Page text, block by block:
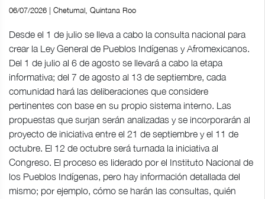
06/07/2026 | Chetumal, Quintana Roo
Desde el 1 de julio se lleva a cabo la consulta nacional para
crear la Ley General de Pueblos Indígenas y Afromexicanos.
Del 1 de julio al 6 de agosto se llevará a cabo la etapa
informativa; del 7 de agosto al 13 de septiembre, cada
comunidad hará las deliberaciones que considere
pertinentes con base en su propio sistema interno. Las
propuestas que surjan serán analizadas y se incorporarán al
proyecto de iniciativa entre el 21 de septiembre y el 11 de
octubre. El 12 de octubre será turnada la iniciativa al
Congreso. El proceso es liderado por el Instituto Nacional de
los Pueblos Indígenas, pero hay información detallada del
mismo; por ejemplo, cómo se harán las consultas, quién